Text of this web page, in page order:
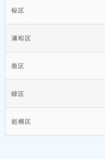
桜区
浦和区
南区
緑区
岩槻区